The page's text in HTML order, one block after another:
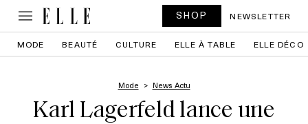
SHOP NEWSLETTER
MODE BEAUTÉ CULTURE ELLE À TABLE ELLE DÉCO
Mode News Actu
Karl Lagerfeld lance une